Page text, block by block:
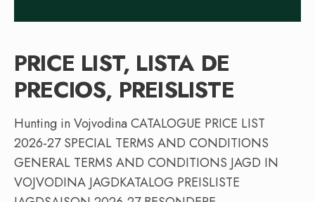
PRICE LIST, LISTA DE
PRECIOS, PREISLISTE
Hunting in Vojvodina CATALOGUE PRICE LIST
2026-27 SPECIAL TERMS AND CONDITIONS
GENERAL TERMS AND CONDITIONS JAGD IN
VOJVODINA JAGDKATALOG PREISLISTE